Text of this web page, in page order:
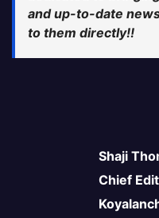
and up-to-date
to them directly!!
Shaji
Chief